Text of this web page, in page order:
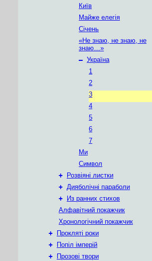
Київ
Майже елегія
Січень
«Не знаю, не знаю, не
знаю…»
– Україна
1
2
3
4
5
6
7
Ми
Символ
+
Розвіяні листки
+ Дияболічні параболи
+
Из ранних стихов
Алфавітний покажчик
Хронологічний покажчик
+
Прокляті роки
+
Попіл імперій
+
Прозові твори